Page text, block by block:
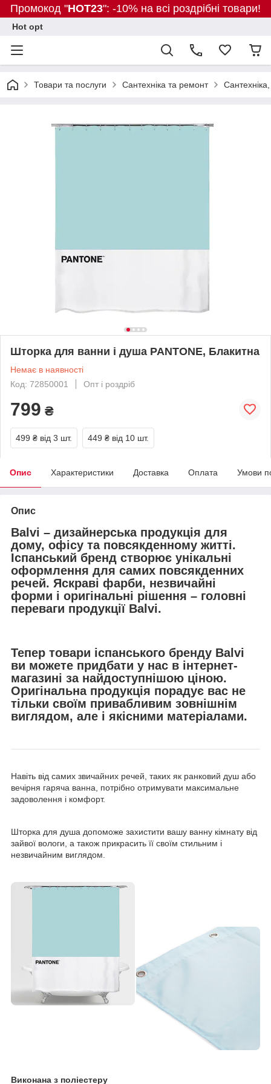
Промокод "HOT23": -10% на всі роздрібні товари!
Hot opt
Товари та послуги Сантехніка та ремонт
Шторка для ванни і душа PANTONE, Блакитна
Немає в наявності
Код: 72850001
Опт і роздріб
799 ₴
499 ₴ від 3 шт. 449 ₴ від 10 шт.
Опис Характеристики Доставка Оплата Умови
Опис
Balvi – дизайнерська продукція для
дому, офісу та повсякденному житті.
Іспанський бренд створює унікальні
оформлення для самих повсякденних
речей. Яскраві фарби, незвичайні
форми і оригінальні рішення – головні
переваги продукції Balvi.
Тепер товари іспанського бренду Balvi
ви можете придбати у нас в інтернет-
магазині за найдоступнішою ціною.
Оригінальна продукція порадує вас не
тільки своїм привабливим зовнішнім
виглядом, але і якісними матеріалами.
Навіть від самих звичайних речей, таких як ранковий душ або
вечірня гаряча ванна, потрібно отримувати максимальне
задоволення і комфорт.
Шторка для душа допоможе захистити вашу ванну кімнату від
зайвої вологи, а також прикрасить її своїм стильним і
незвичайним виглядом.
Виконана з поліестеру